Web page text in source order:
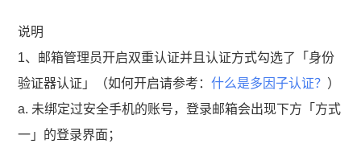
说明
1、邮箱管理员开启双重认证并且认证方式勾选了「身份
验证器认证」（如何开启请参考： 什么是多因子认证？ ）
a. 未绑定过安全手机的账号，登录邮箱会出现下方「方式
一」的登录界面；